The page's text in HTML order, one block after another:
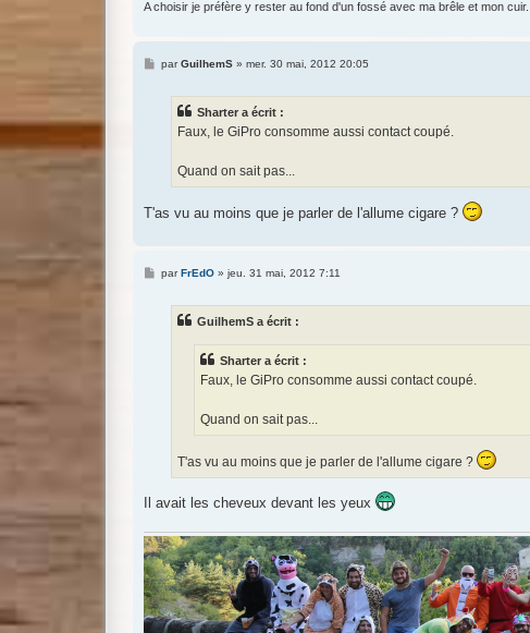
A choisir je préfère y rester au fond d'un fossé avec ma brêle et mon cuir...
MparGuilhemS» mer. 30 mai, 2012 20:05
Sharter a écrit :
Faux, le GiPro consomme aussi contact coupé.
Quand on sait pas...
T'as vu au moins que je parler de l'allume cigare ?
MparFrEdO» jeu. 31 mai, 2012 7:11
GuilhemS a écrit :
Sharter a écrit :
Faux, le GiPro consomme aussi contact coupé.
Quand on sait pas...
T'as vu au moins que je parler de l'allume cigare ?
Il avait les cheveux devant les yeux